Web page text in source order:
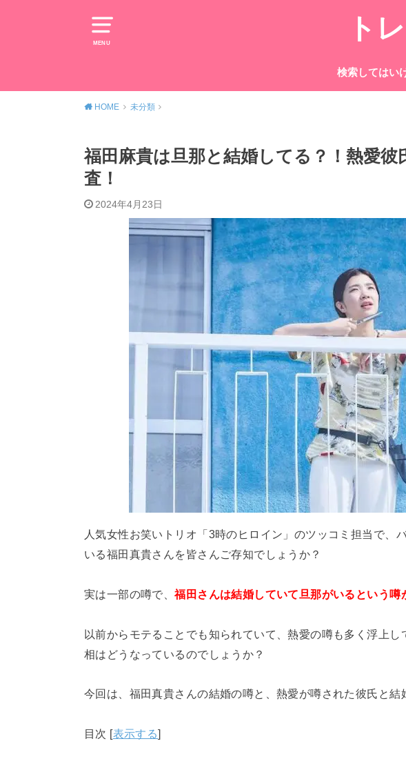
MENU ト
検索してはい
HOME 未分類
福田麻貴は旦那と結婚してる？！熱愛彼
査！
2024年4月23日
人気女性お笑いトリオ「3時のヒロイン」のツッコミ担当で、
いる福田真貴さんを皆さんご存知でしょうか？
実は一部の噂で、福田さんは結婚していて旦那がいるという噂
以前からモテることでも知られていて、熱愛の噂も多く浮上
相はどうなっているのでしょうか？
今回は、福田真貴さんの結婚の噂と、熱愛が噂された彼氏と結
目次 [表示する]